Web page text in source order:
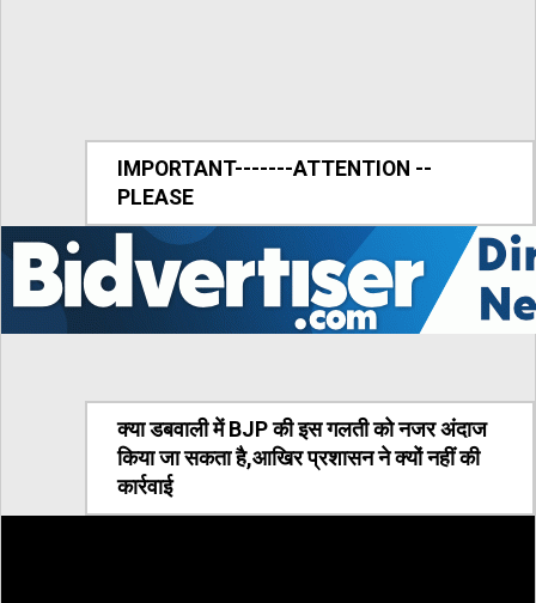
IMPORTANT-------ATTENTION --
PLEASE
क्या डबवाली में BJP की इस गलती को नजर अंदाज
किया जा सकता है,आखिर प्रशासन ने क्यों नहीं की
कार्रवाई